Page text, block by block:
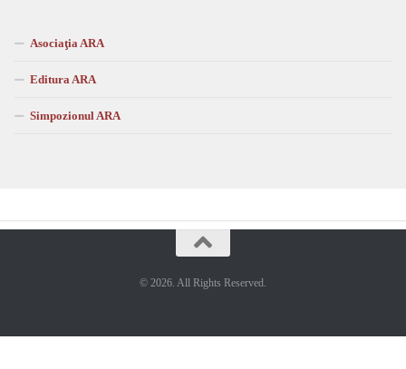
Asociaţia ARA
Editura ARA
Simpozionul ARA
© 2026. All Rights Reserved.